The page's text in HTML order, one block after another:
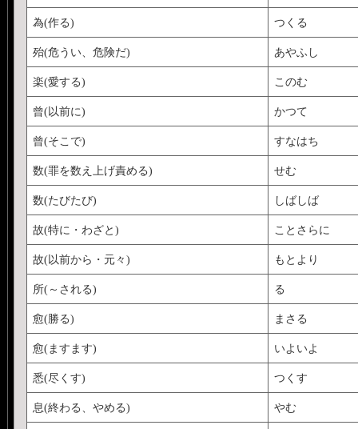
為(作る) つくる
殆(危うい、危険だ) あやふし
楽(愛する) このむ
曾(以前に) かつて
曾(そこで) すなはち
数(罪を数え上げ責める) せむ
数(たびたび) しばしば
故(特に・わざと) ことさらに
故(以前から・元々) もとより
所(～される) る
愈(勝る) まさる
愈(ますます) いよいよ
悉(尽くす) つくす
息(終わる、やめる) やむ